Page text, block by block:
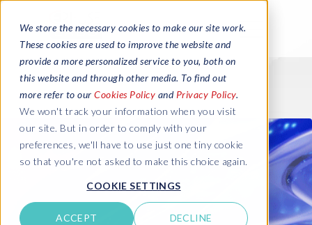
We store the necessary cookies to make our site work.
These cookies are used to improve the website and
provide a more personalized service to you, both on
this website and through other media. To find out
more refer to our Cookies Policy and Privacy Policy.
We won't track your information when you visit
our site. But in order to comply with your
preferences, we'll have to use just one tiny cookie
so that you're not asked to make this choice again.
COOKIE SETTINGS
ACCEPT DECLINE